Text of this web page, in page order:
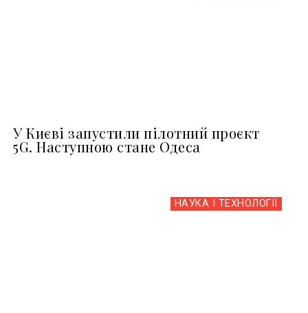
У Києві запустили пілотний проєкт
5G. Наступною стане Одеса
НАУКА І ТЕХНОЛОГІЇ